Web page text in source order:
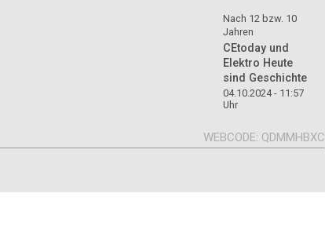
Nach 12 bzw. 10
Jahren
CEtoday und
Elektro Heute
sind Geschichte
04.10.2024 - 11:57
Uhr
WEBCODE QDMMHBXC